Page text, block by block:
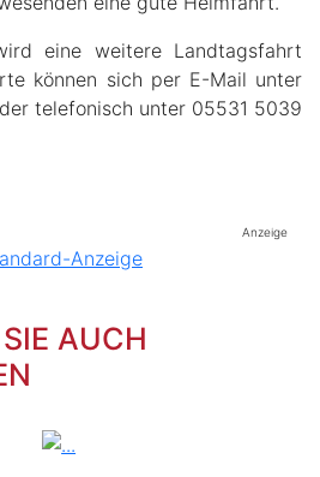
eine weitere Landtagsfahrt
können sich per E-Mail unter
telefonisch unter 05531 5039
Anzeige
AUCH